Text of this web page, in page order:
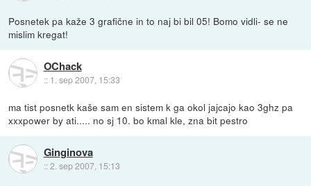
Posnetek pa kaže 3 grafične in to naj bi bil 05! Bomo vidli- se ne
mislim kregat!
OChack
:: 1. sep 2007, 15:33
ma tist posnetk kaše sam en sistem k ga okol jajcajo kao 3ghz pa
xxxpower by ati..... no sj 10. bo kmal kle, zna bit pestro
Ginginova
::2. sep 2007, 15:13